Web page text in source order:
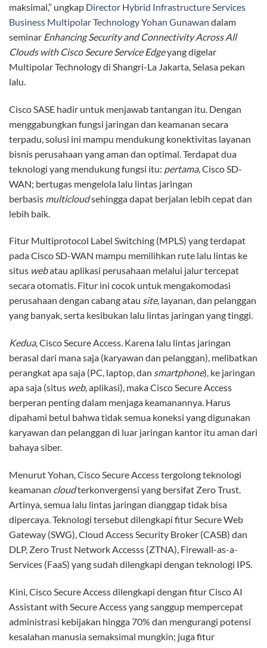
maksimal,” ungkap Director Hybrid Infrastructure Services
Business Multipolar Technology Yohan Gunawan dalam
seminar Enhancing Security and Connectivity Across All
Clouds with Cisco Secure Service Edgeyang digelar
Multipolar Technology di Shangri-La Jakarta, Selasa pekan
lalu.
Cisco SASE hadir untuk menjawab tantangan itu. Dengan
menggabungkan fungsi jaringan dan keamanan secara
terpadu, solusi ini mampu mendukung konektivitas layanan
bisnis perusahaan yang aman dan optimal. Terdapat dua
teknologi yang mendukung fungsi itu: pertama, Cisco SD-
WAN; bertugas mengelola lalu lintas jaringan
berbasis multicloudsehingga dapat berjalan lebih cepat dan
lebih baik.
Fitur Multiprotocol Label Switching (MPLS) yang terdapat
pada Cisco SD-WAN mampu memilihkan rute lalu lintas ke
situs webatau aplikasi perusahaan melalui jalur tercepat
secara otomatis. Fitur ini cocok untuk mengakomodasi
perusahaan dengan cabang atau site, layanan, dan pelanggan
yang banyak, serta kesibukan lalu lintas jaringan yang tinggi.
Kedua, Cisco Secure Access. Karena lalu lintas jaringan
berasal dari mana saja (karyawan dan pelanggan), melibatkan
perangkat apa saja (PC, laptop, dan smartphone), ke jaringan
apa saja (situs web, aplikasi), maka Cisco Secure Access
berperan penting dalam menjaga keamanannya. Harus
dipahami betul bahwa tidak semua koneksi yang digunakan
karyawan dan pelanggan di luar jaringan kantor itu aman dari
bahaya siber.
Menurut Yohan, Cisco Secure Access tergolong teknologi
keamanan cloudterkonvergensi yang bersifat Zero Trust.
Artinya, semua lalu lintas jaringan dianggap tidak bisa
dipercaya. Teknologi tersebut dilengkapi fitur Secure Web
Gateway (SWG), Cloud Access Security Broker (CASB) dan
DLP, Zero Trust Network Accesss (ZTNA), Firewall-as-a-
Services (FaaS) yang sudah dilengkapi dengan teknologi IPS.
Kini, Cisco Secure Access dilengkapi dengan fitur Cisco AI
Assistant with Secure Access yang sanggup mempercepat
administrasi kebijakan hingga 70% dan mengurangi potensi
kesalahan manusia semaksimal mungkin; juga fitur